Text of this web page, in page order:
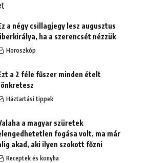
a négy csillagjegy lesz augusztus
ha a szerencsét nézzük
Horoszkóp
a 2 féle fűszer minden ételt
Háztartási tippek
a magyar szüretek
fogása volt, ma már
akad, aki ilyen szokott főzni
Receptek és konyha